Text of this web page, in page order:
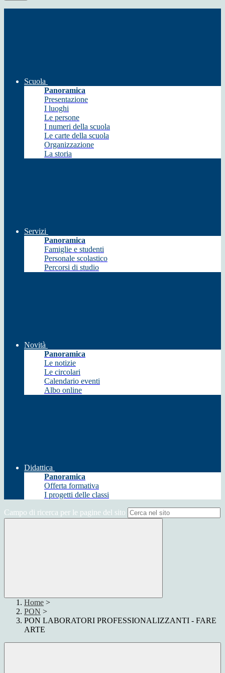
Scuola
Panoramica
Presentazione
I luoghi
Le persone
I numeri della scuola
Le carte della scuola
Organizzazione
La storia
Servizi
Panoramica
Famiglie e studenti
Personale scolastico
Percorsi di studio
Novità
Panoramica
Le notizie
Le circolari
Calendario eventi
Albo online
Didattica
Panoramica
Offerta formativa
I progetti delle classi
Campo di ricerca per le pagine del sito
Home >
PON >
PON LABORATORI PROFESSIONALIZZANTI - FARE
ARTE